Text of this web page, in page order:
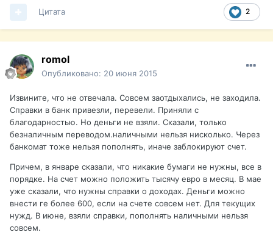
2
Цитата
romol
Опубликовано: 20 июня 2015
Извините, что не отвечала. Совсем заотдыхались, не заходила.
Справки в банк привезли, перевели. Приняли с
благодарностью. Но деньги не взяли. Сказали, только
безналичным переводом.наличными нельзя нисколько. Через
банкомат тоже нельзя пополнять, иначе заблокируют счет.
Причем, в январе сказали, что никакие бумаги не нужны, все в
порядке. На счет можно положить тысячу евро в месяц. В мае
уже сказали, что нужны справки о доходах. Деньги можно
внести ге более 600, если на счете совсем нет. Для текущих
нужд. В июне, взяли справки, пополнять наличными нельзя
совсем.